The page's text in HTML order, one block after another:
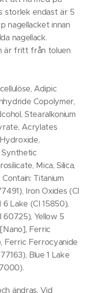
storlek endast är 5
nagellacket innan
nagellack.
är fritt från toluen
Adipic
Copolymer,
Stearalkonium
Acrylates
Mica, Silica,
Titanium
Iron Oxides (CI
Lake (CI 15850),
60725), Yellow 5
Ferric
Ferric Ferrocyanide
Blue 1 Lake
ändras. Vid